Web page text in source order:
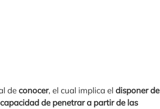
deconocer, el cual implica el disponer de
de penetrar a partir de las